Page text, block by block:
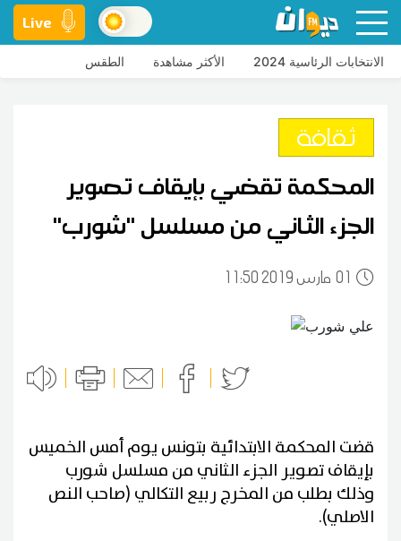
Live
الانتخابات الرئاسية 2024 الأكثر مشاهدة الطقس
ثقافة
المحكمة تقضي بإيقاف تصوير
الجزء الثاني من مسلسل ''شورب''
01 11:50 2019 مارس
قضت المحكمة الابتدائية بتونس يوم أمس الخميس
بإيقاف تصوير الجزء الثاني من مسلسل شورب
وذلك بطلب من المخرج ربيع التكالي (صاحب النص
الاصلي).